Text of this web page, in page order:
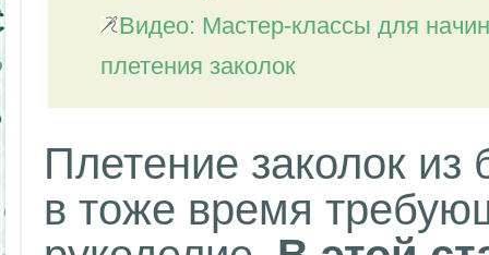
Видео: Мастер-классы для
плетения заколок
Плетение заколок из
в тоже время